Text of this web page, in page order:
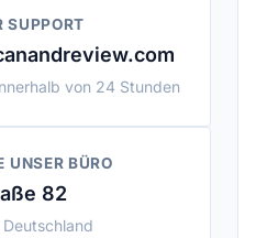
SUPPORT
von 24 Stunden
UNSER BÜRO
82